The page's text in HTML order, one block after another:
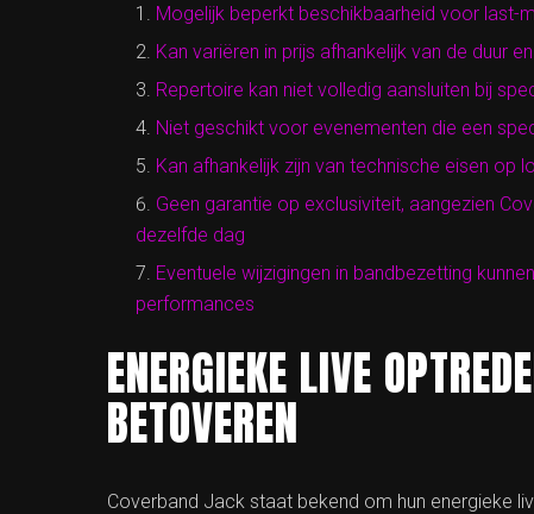
Mogelijk beperkt beschikbaarheid voor last-
Kan variëren in prijs afhankelijk van de duur
Repertoire kan niet volledig aansluiten bij
Niet geschikt voor evenementen die een
Kan afhankelijk zijn van technische eisen
Geen garantie op exclusiviteit, aangezien
dezelfde dag
Eventuele wijzigingen in bandbezetting
performances
ENERGIEKE LIVE
BETOVEREN
Coverband Jack staat bekend om hun energieke